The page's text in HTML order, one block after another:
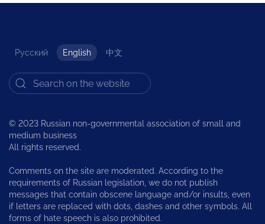
Русский English 中文
© 2023 Russian non-governmental association of small and
medium business
All rights reserved.
Comments on the site are moderated. According to the
requirements of Russian legislation, we do not publish
messages that contain obscene language and/or insults, even
if letters are replaced with dots, dashes and other symbols. All
forms of hate speech is also prohibited.